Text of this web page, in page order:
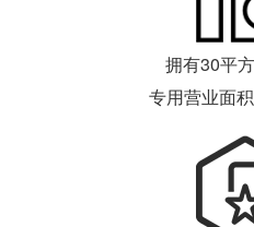
拥有30平
专用营业面